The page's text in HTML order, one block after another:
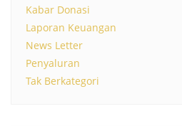
Kabar Donasi
Laporan Keuangan
News Letter
Penyaluran
Tak Berkategori